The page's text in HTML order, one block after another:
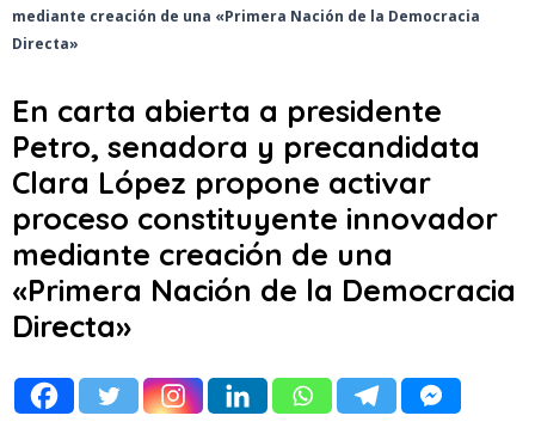
mediante creación de una «Primera Nación de la Democracia
Directa»
En carta abierta a presidente
Petro, senadora y precandidata
Clara López propone activar
proceso constituyente innovador
mediante creación de una
«Primera Nación de la Democracia
Directa»